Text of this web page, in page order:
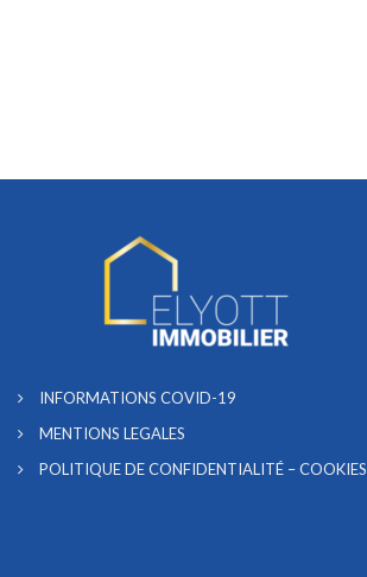
INFORMATIONS COVID-19
MENTIONS LEGALES
POLITIQUE DE CONFIDENTIALITÉ – COOKIES